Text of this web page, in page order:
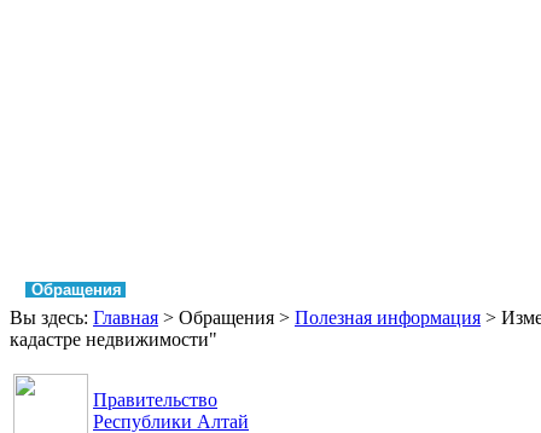
Обращения
Вы здесь: Главная > Обращения > Полезная информация >
кадастре недвижимости"
Правительство
Республики Алтай